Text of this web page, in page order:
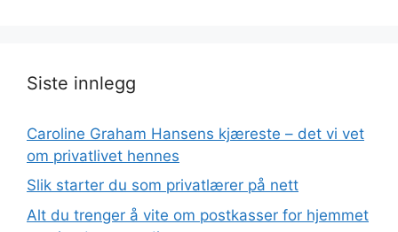
Siste innlegg
Caroline Graham Hansens kjæreste – det vi vet
om privatlivet hennes
Slik starter du som privatlærer på nett
Alt du trenger å vite om postkasser for hjemmet